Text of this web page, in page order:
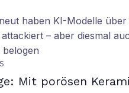
haben KI-Modelle
– aber diesmal
Mit porösen